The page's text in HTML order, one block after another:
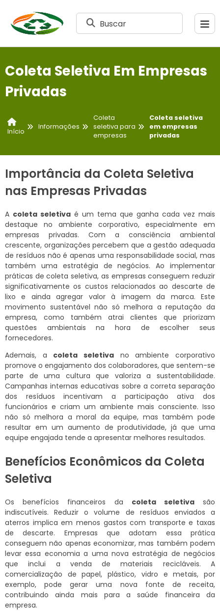
Buscar
Coleta Seletiva Em Empresas
Privadas
Início
Informações
Coleta
seletiva para
empresas
Coleta seletiva
em empresas
privadas
Importância da Coleta Seletiva
nas Empresas Privadas
A coleta seletiva é um tema que ganha cada vez mais
destaque no ambiente corporativo, especialmente em
empresas privadas. Com a consciência ambiental
crescente, organizações percebem que a gestão adequada
de resíduos não é apenas uma responsabilidade social, mas
também uma estratégia de negócios. Ao implementar
práticas de coleta seletiva, as empresas conseguem reduzir
significativamente os custos relacionados ao descarte de
lixo e ainda agregar valor à imagem da marca. Este
movimento sustentável não só melhora a reputação da
empresa, como também atrai clientes que priorizam
questões ambientais na hora de escolher seus
fornecedores.
Ademais, a coleta seletiva no ambiente corporativo
promove o engajamento dos colaboradores, que sentem-se
parte de uma cultura que valoriza a sustentabilidade.
Campanhas internas educativas sobre a correta separação
dos resíduos incentivam a participação ativa dos
funcionários e criam um ambiente mais consciente. Isso
não só melhora a moral da equipe, mas também pode
resultar em um aumento de produtividade, já que uma
equipe engajada tende a apresentar melhores resultados.
Benefícios Econômicos da Coleta
Seletiva
Os benefícios financeiros da coleta seletivasão
indiscutíveis. Reduzir o volume de resíduos enviados a
aterros implica em menos gastos com transporte e taxas
de descarte. Empresas que adotam essa prática
conseguem não apenas economizar, mas também podem
levar essa economia a uma nova estratégia de negócios
que inclui a venda de materiais recicláveis. A
comercialização de papel, plástico, vidro e metais, por
exemplo, pode gerar uma nova fonte de receita,
contribuindo ainda mais para a saúde financeira da
empresa.